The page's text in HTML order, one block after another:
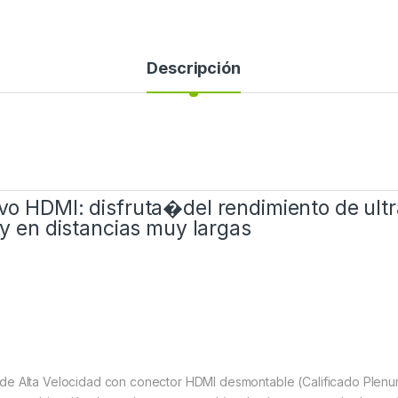
Descripción
HDMI: disfruta�del rendimiento de
en distancias muy largas
Alta Velocidad con conector HDMI desmontable (Calificado